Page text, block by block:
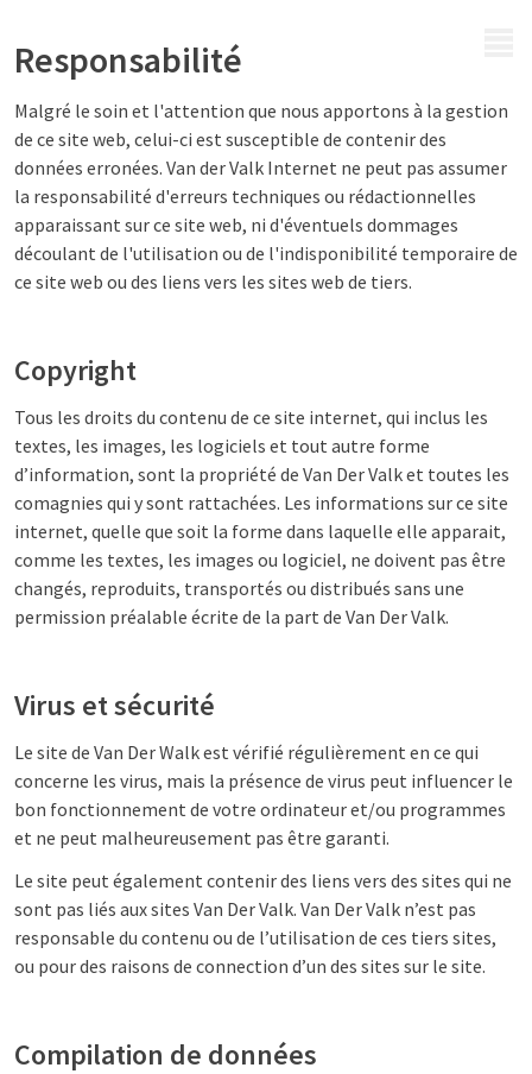
Responsabilité
Malgré le soin et l'attention que nous apportons à la gestion
de ce site web, celui-ci est susceptible de contenir des
données erronées. Van der Valk Internet ne peut pas assumer
la responsabilité d'erreurs techniques ou rédactionnelles
apparaissant sur ce site web, ni d'éventuels dommages
découlant de l'utilisation ou de l'indisponibilité temporaire de
ce site web ou des liens vers les sites web de tiers.
Copyright
Tous les droits du contenu de ce site internet, qui inclus les
textes, les images, les logiciels et tout autre forme
d’information, sont la propriété de Van Der Valk et toutes les
comagnies qui y sont rattachées. Les informations sur ce site
internet, quelle que soit la forme dans laquelle elle apparait,
comme les textes, les images ou logiciel, ne doivent pas être
changés, reproduits, transportés ou distribués sans une
permission préalable écrite de la part de Van Der Valk.
Virus et sécurité
Le site de Van Der Walk est vérifié régulièrement en ce qui
concerne les virus, mais la présence de virus peut influencer le
bon fonctionnement de votre ordinateur et/ou programmes
et ne peut malheureusement pas être garanti.
Le site peut également contenir des liens vers des sites qui ne
sont pas liés aux sites Van Der Valk. Van Der Valk n’est pas
responsable du contenu ou de l’utilisation de ces tiers sites,
ou pour des raisons de connection d’un des sites sur le site.
Compilation de données